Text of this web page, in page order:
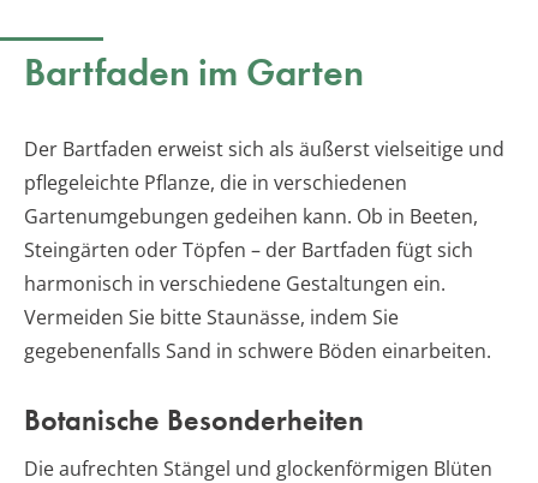
Bartfaden im Garten
Der Bartfaden erweist sich als äußerst vielseitige und
pflegeleichte Pflanze, die in verschiedenen
Gartenumgebungen gedeihen kann. Ob in Beeten,
Steingärten oder Töpfen – der Bartfaden fügt sich
harmonisch in verschiedene Gestaltungen ein.
Vermeiden Sie bitte Staunässe, indem Sie
gegebenenfalls Sand in schwere Böden einarbeiten.
Botanische Besonderheiten
Die aufrechten Stängel und glockenförmigen Blüten